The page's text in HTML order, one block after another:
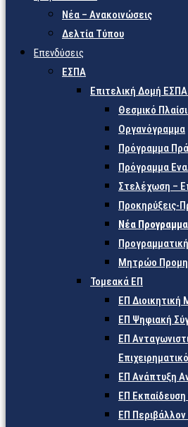
Νέα – Ανακοινώσεις
Δελτία Τύπου
Επενδύσεις
ΕΣΠΑ
Επιτελική Δομή
Θεσμικό
Οργανόγραμμα
Πρόγραμμα
Πρόγραμμα
Στελέχωση –
Προκηρύξεις-
Νέα
Μητρώο
Τομεακά ΕΠ
ΕΠ Διοικητική
ΕΠ Ψηφιακή
ΕΠ
ΕΠ Ανάπτυξη
ΕΠ Εκπαίδευση
ΕΠ